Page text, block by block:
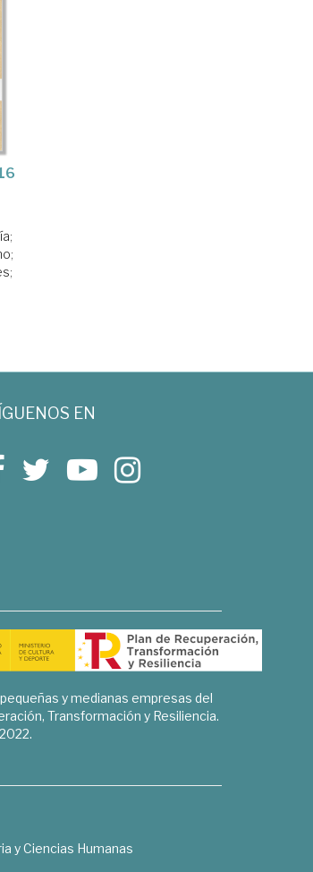
;
;
;
EN
y medianas empresas del
Transformación y Resiliencia.
y Ciencias Humanas